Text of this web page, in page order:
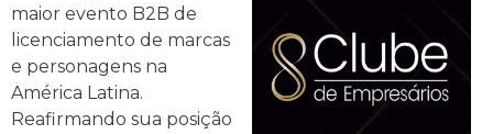
maior evento B2B de
licenciamento de marcas
e personagens na
América Latina.
Reafirmando sua posição